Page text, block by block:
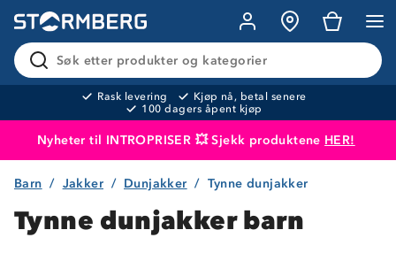
Søk etter produkter og kategorier
Rask levering
Kjøp nå, betal senere
100 dagers åpent kjøp
Nyheter til INTROPRISER 💥 Sjekk produktene HER!
Produktet er lagt i handlekurven Til kassen
Barn Jakker Dunjakker Tynne dunjakker
Tynne dunjakker barn